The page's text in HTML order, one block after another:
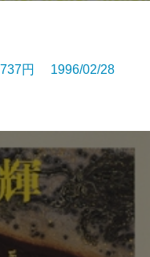
円 1996/02/28